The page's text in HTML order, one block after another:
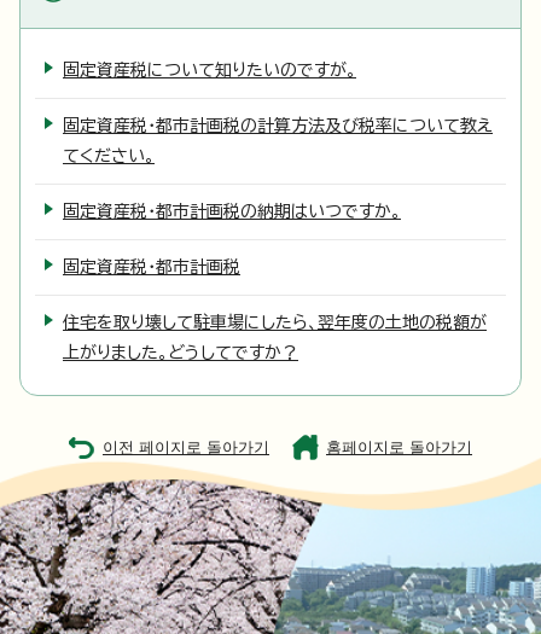
固定資産税について知りたいのですが。
固定資産税・都市計画税の計算方法及び税率について教え
てください。
固定資産税・都市計画税の納期はいつですか。
固定資産税・都市計画税
住宅を取り壊して駐車場にしたら、翌年度の土地の税額が
上がりました。どうしてですか？
이전 페이지로 돌아가기 홈페이지로 돌아가기